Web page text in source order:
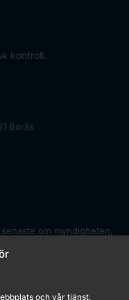
och vår tjänst.
kontroll.
Borås
om myndigheten,